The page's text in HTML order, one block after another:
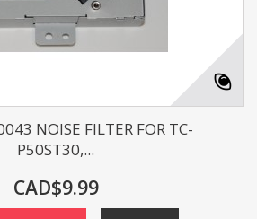
NOISE FILTER FOR TC-
P50ST30,...
CAD$9.99